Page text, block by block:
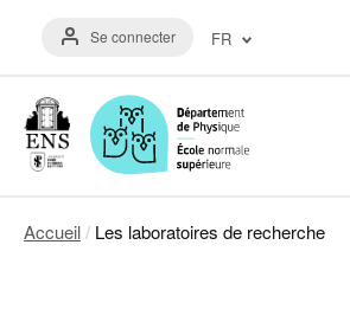
contenu
Menu
du
de
l'utilisateur
Se connecter FR
English
(EN)
Accueil Les laboratoires de recherche